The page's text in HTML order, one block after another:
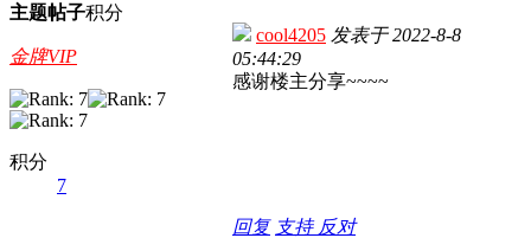
主题帖子积分
金牌VIP
积分
7
cool4205 发表于2022-8-8
05:44:29
感谢楼主分享~~~~
回复 支持 反对